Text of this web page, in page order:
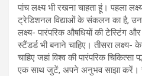
पांच लक्ष्य भी रखना चाहता हूं। पहला
ट्रेडिशनल विद्याओं के संकलन का है,
लक्ष्य- पारंपरिक औषधियों की टेस्टिंग
स्टैंडर्ड भी बनाने चाहिए। तीसरा लक्ष्य-
चाहिए जहां विश्व की पारंपरिक
एक साथ जुटें, अपने अनुभव साझा करें।